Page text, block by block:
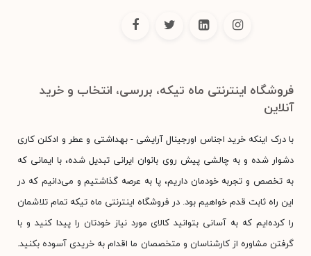
فروشگاه اینترنتی ماه تیکه، بررسی، انتخاب و خرید
آنلاین
با درک اینکه خرید اجناس اورجینال آرایشی - بهداشتی و عطر و ادکلن کاری
دشوار شده و به چالشی پیش روی بانوان ایرانی تبدیل شده، با ایمانی که
به تخصص و تجربه خودمان داریم، پا به عرصه گذاشتیم و می‌دانیم که در
این راه ثابت قدم خواهیم بود. در فروشگاه اینترنتی ماه تیکه تمام تلاشمان
را کرده‌ایم که به آسانی بتوانید کالای مورد نیاز خودتان را پیدا کنید و با
گرفتن مشاوره از کارشناسان و متخصصان ما اقدام به خریدی آسوده بکنید.